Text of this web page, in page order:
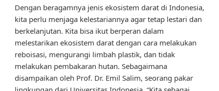
Dengan beragamnya jenis ekosistem darat di Indonesia,
kita perlu menjaga kelestariannya agar tetap lestari dan
berkelanjutan. Kita bisa ikut berperan dalam
melestarikan ekosistem darat dengan cara melakukan
reboisasi, mengurangi limbah plastik, dan tidak
melakukan pembakaran hutan. Sebagaimana
disampaikan oleh Prof. Dr. Emil Salim, seorang pakar